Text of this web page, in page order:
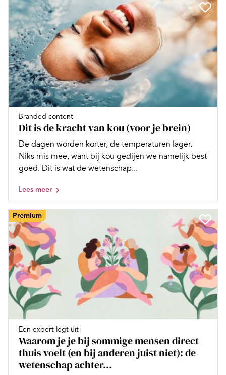
Branded content
Dit is de kracht van kou (voor je brein)
De dagen worden korter, de temperaturen lager.
Niks mis mee, want bij kou gedijen we namelijk best
goed. Dit is wat de wetenschap...
Lees meer
Premium
Een expert legt uit
Waarom je je bij sommige mensen direct
thuis voelt (en bij anderen juist niet): de
wetenschap achter...